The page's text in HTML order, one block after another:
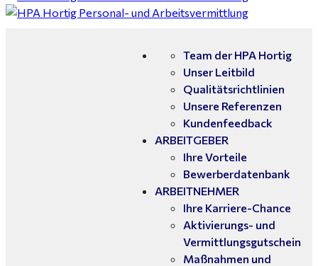
Team der HPA Hortig
Unser Leitbild
Qualitätsrichtlinien
Unsere Referenzen
Kundenfeedback
ARBEITGEBER
Ihre Vorteile
Bewerberdatenbank
ARBEITNEHMER
Ihre Karriere-Chance
Aktivierungs- und
Vermittlungsgutschein
Maßnahmen und